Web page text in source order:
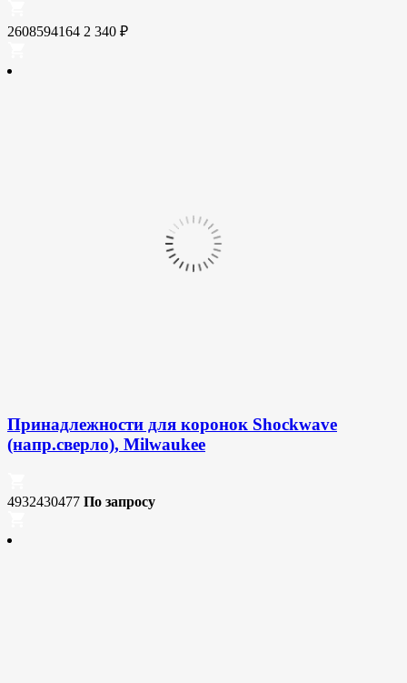
2608594164 2 340 ₽
Принадлежности для коронок Shockwave
(напр.сверло), Milwaukee
4932430477 По запросу